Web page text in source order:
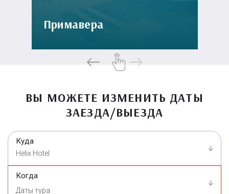
Примавера
ВЫ МОЖЕТЕ ИЗМЕНИТЬ ДАТЫ
ЗАЕЗДА/ВЫЕЗДА
Куда
Helix Hotel
Когда